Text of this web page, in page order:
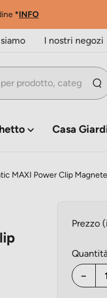
*INFO
I nostri negozi
Casa
MAXI Power Clip Magnete
Prezzo
−